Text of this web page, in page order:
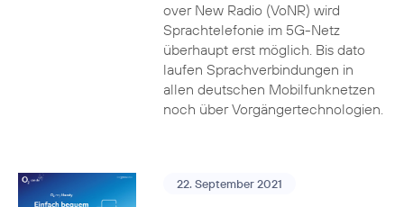
over New Radio (VoNR) wird
Sprachtelefonie im 5G-Netz
überhaupt erst möglich. Bis dato
laufen Sprachverbindungen in
allen deutschen Mobilfunknetzen
noch über Vorgängertechnologien.
22. September 2021